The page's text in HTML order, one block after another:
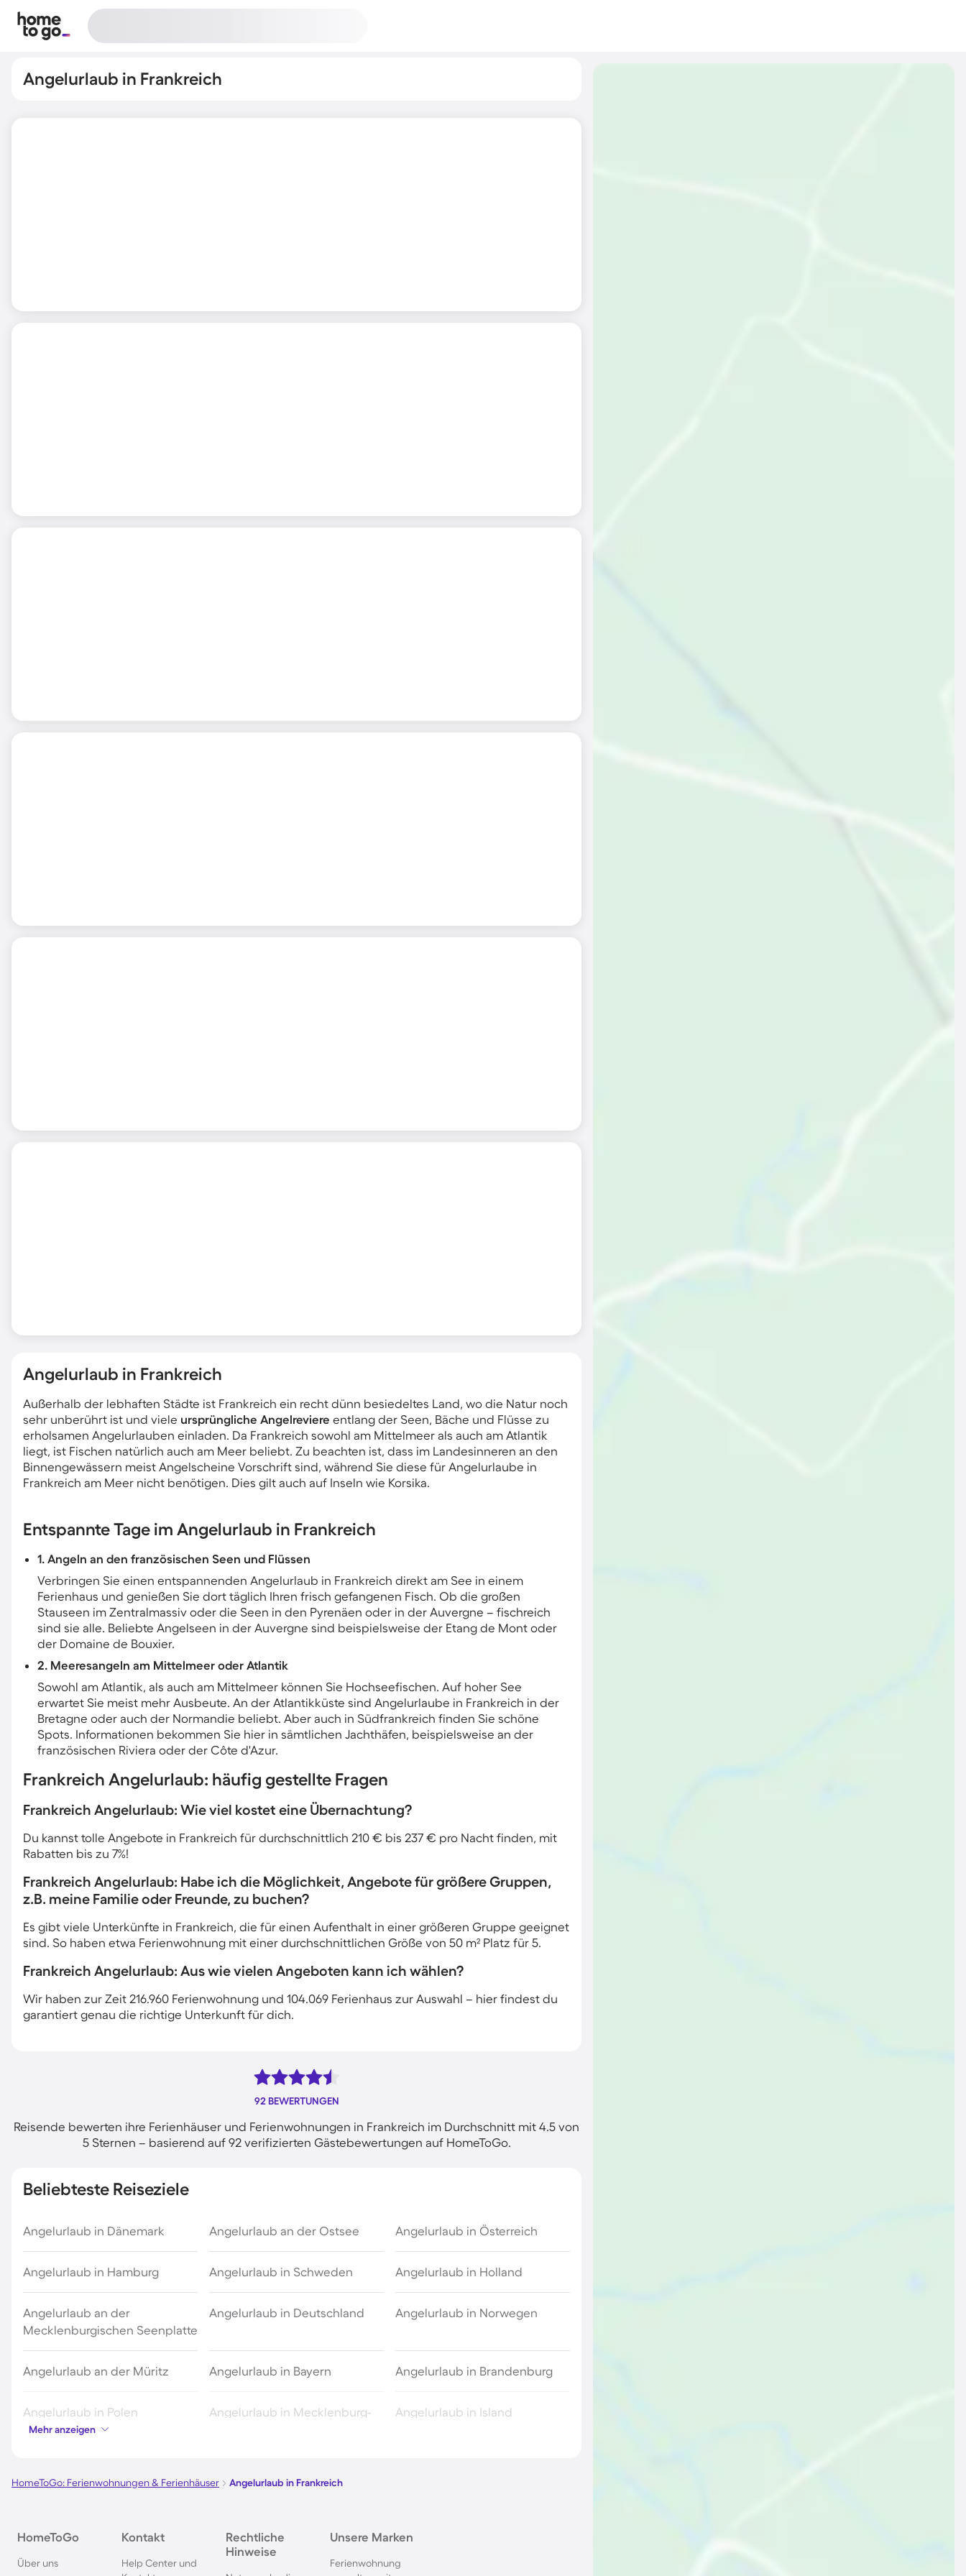
Angelurlaub in Frankreich
Angelurlaub in Frankreich
Außerhalb der lebhaften Städte ist Frankreich ein recht dünn besiedeltes Land, wo die Natur noch
sehr unberührt ist und viele ursprüngliche Angelreviere entlang der Seen, Bäche und Flüsse zu
erholsamen Angelurlauben einladen. Da Frankreich sowohl am Mittelmeer als auch am Atlantik
liegt, ist Fischen natürlich auch am Meer beliebt. Zu beachten ist, dass im Landesinneren an den
Binnengewässern meist Angelscheine Vorschrift sind, während Sie diese für Angelurlaube in
Frankreich am Meer nicht benötigen. Dies gilt auch auf Inseln wie Korsika.
Entspannte Tage im Angelurlaub in Frankreich
1. Angeln an den französischen Seen und Flüssen
Verbringen Sie einen entspannenden Angelurlaub in Frankreich direkt am See in einem
Ferienhaus und genießen Sie dort täglich Ihren frisch gefangenen Fisch. Ob die großen
Stauseen im Zentralmassiv oder die Seen in den Pyrenäen oder in der Auvergne – fischreich
sind sie alle. Beliebte Angelseen in der Auvergne sind beispielsweise der Etang de Mont oder
der Domaine de Bouxier.
2. Meeresangeln am Mittelmeer oder Atlantik
Sowohl am Atlantik, als auch am Mittelmeer können Sie Hochseefischen. Auf hoher See
erwartet Sie meist mehr Ausbeute. An der Atlantikküste sind Angelurlaube in Frankreich in der
Bretagne oder auch der Normandie beliebt. Aber auch in Südfrankreich finden Sie schöne
Spots. Informationen bekommen Sie hier in sämtlichen Jachthäfen, beispielsweise an der
französischen Riviera oder der Côte d'Azur.
Frankreich Angelurlaub: häufig gestellte Fragen
Frankreich Angelurlaub: Wie viel kostet eine Übernachtung?
Du kannst tolle Angebote in Frankreich für durchschnittlich 210 € bis 237 € pro Nacht finden, mit
Rabatten bis zu 7%!
Frankreich Angelurlaub: Habe ich die Möglichkeit, Angebote für größere Gruppen,
z.B. meine Familie oder Freunde, zu buchen?
Es gibt viele Unterkünfte in Frankreich, die für einen Aufenthalt in einer größeren Gruppe geeignet
sind. So haben etwa Ferienwohnung mit einer durchschnittlichen Größe von 50 m² Platz für 5.
Frankreich Angelurlaub: Aus wie vielen Angeboten kann ich wählen?
Wir haben zur Zeit 216.960 Ferienwohnung und 104.069 Ferienhaus zur Auswahl – hier findest du
garantiert genau die richtige Unterkunft für dich.
92 BEWERTUNGEN
Reisende bewerten ihre Ferienhäuser und Ferienwohnungen in Frankreich im Durchschnitt mit 4.5 von
5 Sternen – basierend auf 92 verifizierten Gästebewertungen auf HomeToGo.
Beliebteste Reiseziele
Angelurlaub in Dänemark Angelurlaub an der Ostsee Angelurlaub in Österreich
Angelurlaub in Hamburg Angelurlaub in Schweden Angelurlaub in Holland
Angelurlaub an der
Mecklenburgischen Seenplatte
Angelurlaub in Deutschland Angelurlaub in Norwegen
Angelurlaub an der Müritz Angelurlaub in Bayern Angelurlaub in Brandenburg
Angelurlaub in Polen
Angelurlaub in Mecklenburg-
Angelurlaub in Island
Westfalen
Mehr anzeigen
HomeToGo: Ferienwohnungen & Ferienhäuser Angelurlaub in Frankreich
HomeToGo
Über uns
Kontakt
Help Center und
Rechtliche
Hinweise
Unsere Marken
Ferienwohnung